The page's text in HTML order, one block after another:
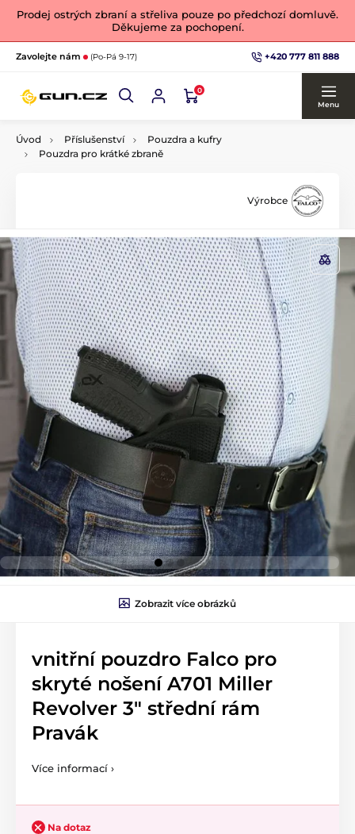
Prodej ostrých zbraní a střeliva pouze po předchozí domluvě.
Děkujeme za pochopení.
Zavolejte nám (Po-Pá 9-17) +420 777 811 888
0
Menu
Úvod Příslušenství
Pouzdra a kufry
Pouzdra pro krátké zbraně
Výrobce
Zobrazit více obrázků
vnitřní pouzdro Falco pro
skryté nošení A701 Miller
Revolver 3" střední rám
Pravák
Více informací ›
Na dotaz